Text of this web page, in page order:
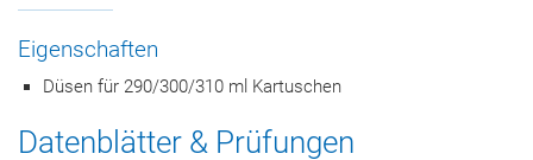
Eigenschaften
Düsen für 290/300/310 ml Kartuschen
Datenblätter & Prüfungen